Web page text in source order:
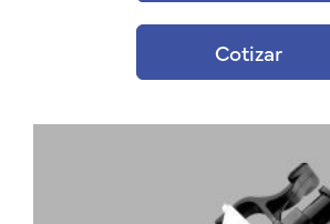
Cotizar